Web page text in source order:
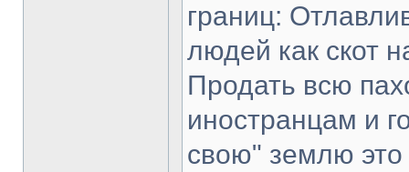
границ:
людей как скот
Продать всю
иностранцам и
свою" землю